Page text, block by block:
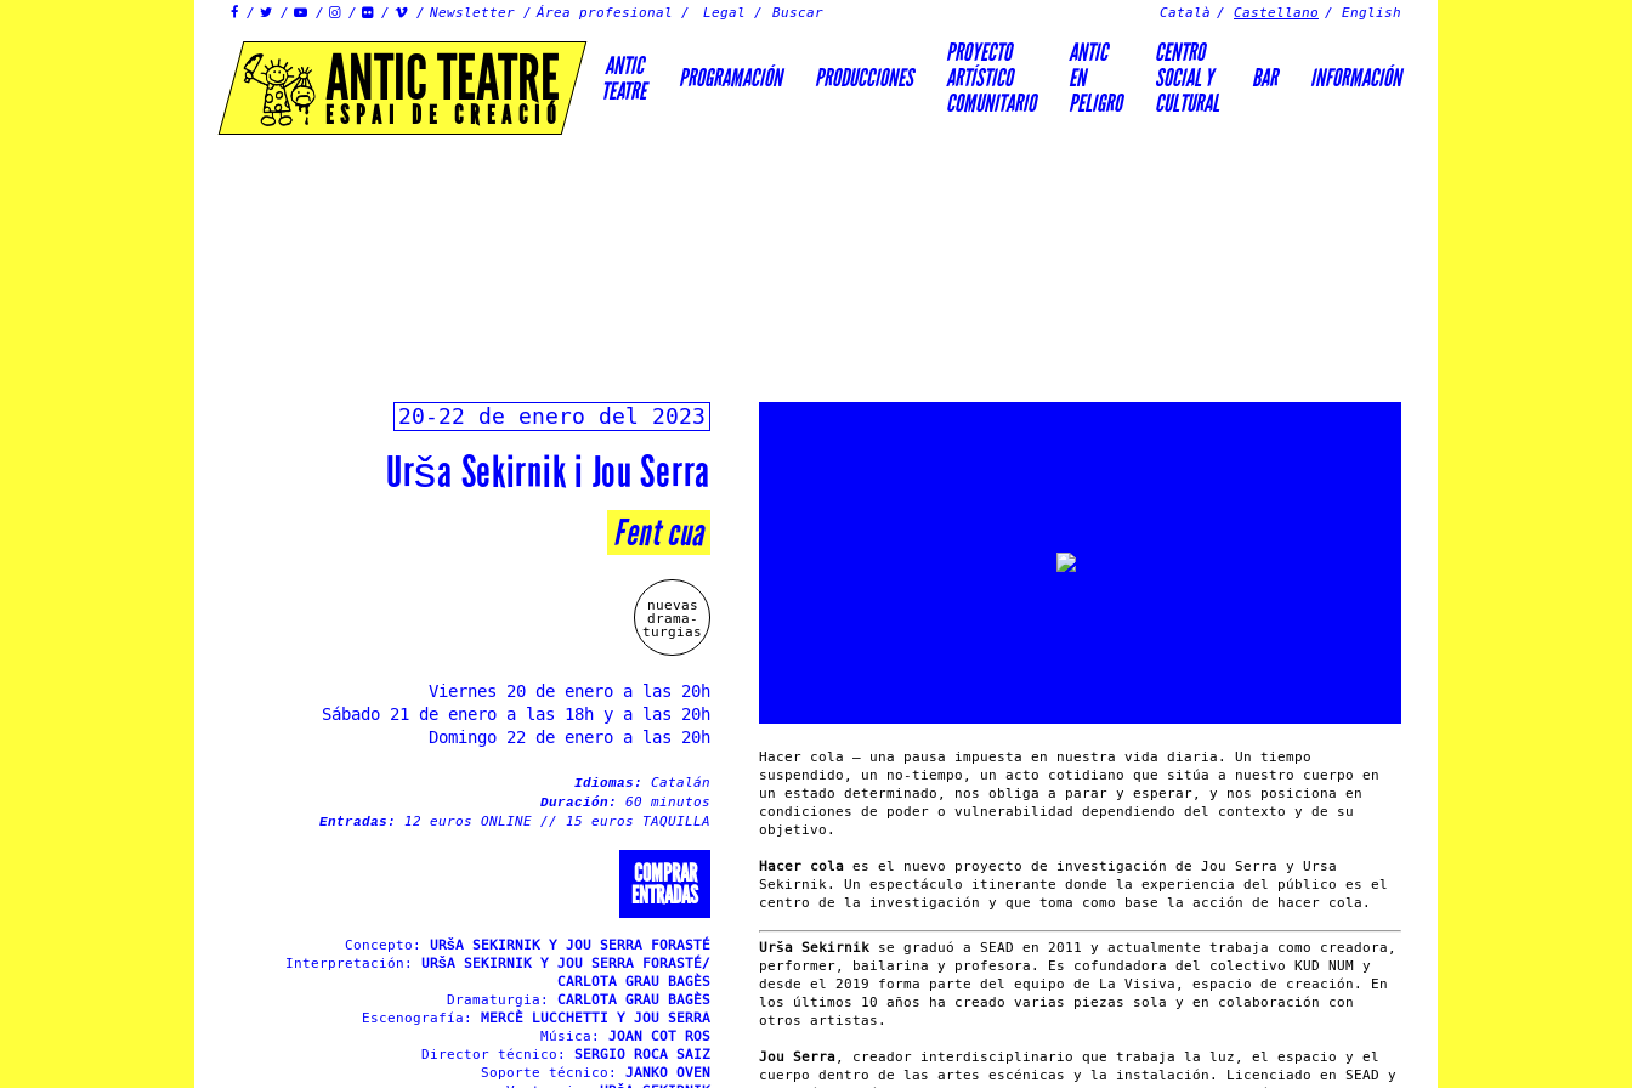
      Newsletter Área profesional Legal Català Castellano English
ANTIC TEATRE
ESPAI DE CREACIÓ
ANTIC
TEATRE
PROGRAMACIÓN PRODUCCIONES
PROYECTO
ARTÍSTICO
COMUNITARIO
ANTIC
EN
PELIGRO
CENTRO
SOCIAL Y
CULTURAL
BAR INFORMACIÓN
20-22 de enero del 2023
Urša Sekirnik i Jou Serra
Fent cua
nuevas
drama-
turgias
Viernes 20 de enero a las 20h
Sábado 21 de enero a las 18h y a las 20h
Domingo 22 de enero a las 20h
Idiomas: Catalán
Duración: 60 minutos
Entradas: 12 euros ONLINE // 15 euros TAQUILLA
COMPRAR
ENTRADAS
Concepto: URŠA SEKIRNIK Y JOU SERRA FORASTÉ
Interpretación: URŠA SEKIRNIK Y JOU SERRA FORASTÉ/
CARLOTA GRAU BAGÈS
Dramaturgia: CARLOTA GRAU BAGÈS
Escenografía: MERCÈ LUCCHETTI Y JOU SERRA
Música: JOAN COT ROS
Director técnico: SERGIO ROCA SAIZ
Soporte técnico: JANKO OVEN
Hacer cola – una pausa impuesta en nuestra vida diaria. Un tiempo
suspendido, un no-tiempo, un acto cotidiano que sitúa a nuestro cuerpo en
un estado determinado, nos obliga a parar y esperar, y nos posiciona en
condiciones de poder o vulnerabilidad dependiendo del contexto y de su
objetivo.
Hacer cola es el nuevo proyecto de investigación de Jou Serra y Ursa
Sekirnik. Un espectáculo itinerante donde la experiencia del público es el
centro de la investigación y que toma como base la acción de hacer cola.
Urša Sekirnik se graduó a SEAD en 2011 y actualmente trabaja como creadora,
performer, bailarina y profesora. Es cofundadora del colectivo KUD NUM y
desde el 2019 forma parte del equipo de La Visiva, espacio de creación. En
los últimos 10 años ha creado varias piezas sola y en colaboración con
otros artistas.
Jou Serra, creador interdisciplinario que trabaja la luz, el espacio y el
cuerpo dentro de las artes escénicas y la instalación. Licenciado en SEAD y